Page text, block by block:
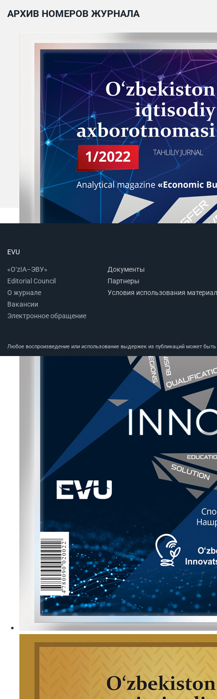
АРХИВ НОМЕРОВ ЖУРНАЛА
EVU
«O‘zIA–ЭВУ»
Editorial Council
О журнале
Вакансии
Электронное обращение
Документы
Партнеры
Условия использования
Любое воспроизведение или использование выдержек из публикаций может